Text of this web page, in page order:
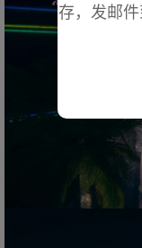
存，发邮件